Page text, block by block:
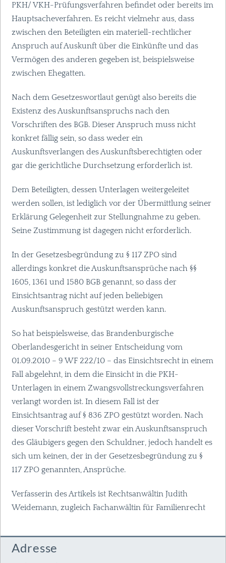
PKH/VKH-Prüfungsverfahren befindet oder bereits im
Hauptsacheverfahren. Es reicht vielmehr aus, dass
zwischen den Beteiligten ein materiell-rechtlicher
Anspruch auf Auskunft über die Einkünfte und das
Vermögen des anderen gegeben ist, beispielsweise
zwischen Ehegatten.
Nach dem Gesetzeswortlaut genügt also bereits die
Existenz des Auskunftsanspruchs nach den
Vorschriften des BGB. Dieser Anspruch muss nicht
konkret fällig sein, so dass weder ein
Auskunftsverlangen des Auskunftsberechtigten oder
gar die gerichtliche Durchsetzung erforderlich ist.
Dem Beteiligten, dessen Unterlagen weitergeleitet
werden sollen, ist lediglich vor der Übermittlung seiner
Erklärung Gelegenheit zur Stellungnahme zu geben.
Seine Zustimmung ist dagegen nicht erforderlich.
In der Gesetzesbegründung zu § 117ZPO sind
allerdings konkret die Auskunftsansprüche nach §§
1605, 1361 und 1580 BGB genannt, so dass der
Einsichtsantrag nicht auf jeden beliebigen
Auskunftsanspruch gestützt werden kann.
So hat beispielsweise, das Brandenburgische
Oberlandesgericht in seiner Entscheidung vom
01.09.2010 – 9 WF 222/10 – das Einsichtsrecht in einem
Fall abgelehnt, in dem die Einsicht in die PKH-
Unterlagen in einem Zwangsvollstreckungsverfahren
verlangt worden ist. In diesem Fall ist der
Einsichtsantrag auf § 836ZPO gestützt worden. Nach
dieser Vorschrift besteht zwar ein Auskunftsanspruch
des Gläubigers gegen den Schuldner, jedoch handelt es
sich um keinen, der in der Gesetzesbegründung zu §
117ZPO genannten, Ansprüche.
Verfasserin des Artikels ist Rechtsanwältin Judith
Weidemann, zugleich Fachanwältin für Familienrecht
Adresse